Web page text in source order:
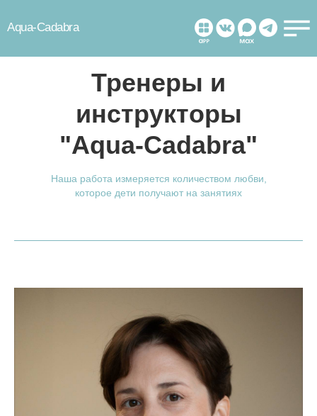
Aqua-Cadabra
Тренеры и
инструкторы
"Aqua-Cadabra"
Наша работа измеряется количеством любви,
которое дети получают на занятиях